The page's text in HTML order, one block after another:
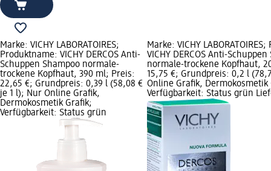
Marke: VICHY LABORATOIRES;
Produktname: VICHY DERCOS Anti-
Schuppen Shampoo normale-
trockene Kopfhaut, 390 ml; Preis:
22,65 €; Grundpreis: 0,39 l (58,08 €
je 1 l); Nur Online Grafik,
Dermokosmetik Grafik;
Verfügbarkeit: Status grün
Marke: VICHY
VICHY DERCOS Anti-
normale-trockene Kopfhaut,
15,75 €; Grundpreis: 0,2 l
Online Grafik, Dermokosmetik
Verfügbarkeit: Status grün